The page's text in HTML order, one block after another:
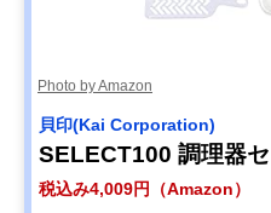
【筆者おすすめ
Amazonで見る
【筆者おすすめ
Cuisinart(クイジ
ル スパイラルス
Photo by Amazon
貝印(Kai Corporation)
SELECT100 調理器
税込み4,009円（Amazon）